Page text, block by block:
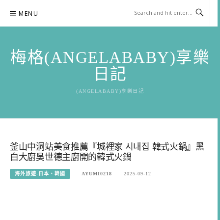
content
MENU
梅格(ANGELABABY)享樂
日記
(ANGELABABY)享樂日記
釜山中洞站美食推薦『城裡家 시내집 韓式火鍋』黑
白大廚吳世德主廚開的韓式火鍋
海外旅遊-日本、韓國 AYUMI0218 2025-09-12